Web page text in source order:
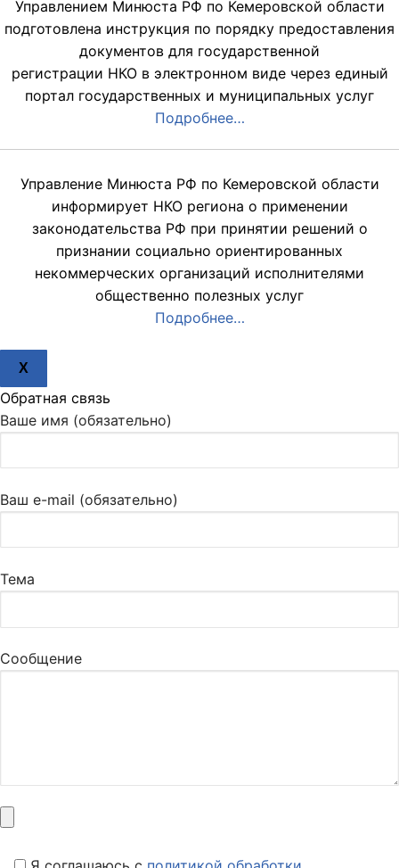
Управлением Минюста РФ по Кемеровской области
подготовлена инструкция по порядку предоставления
документов для государственной
регистрации НКО в электронном виде через единый
портал государственных и муниципальных услуг
Подробнее…
Управление Минюста РФ по Кемеровской области
информирует НКО региона о применении
законодательства РФ при принятии решений о
признании социально ориентированных
некоммерческих организаций исполнителями
общественно полезных услуг
Подробнее…
X
Обратная связь
Ваше имя (обязательно)
Ваш e-mail (обязательно)
Тема
Сообщение